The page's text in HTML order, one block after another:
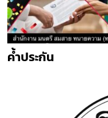
ค้ำประกัน